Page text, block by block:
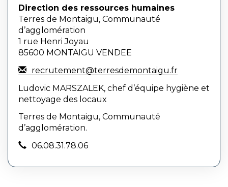
Direction des ressources humaines
Terres de Montaigu, Communauté
d’agglomération
1 rue Henri Joyau
85600 MONTAIGU VENDEE
recrutement@terresdemontaigu.fr
Ludovic MARSZALEK, chef d’équipe hygiène et
nettoyage des locaux
Terres de Montaigu, Communauté
d’agglomération.
06.08.31.78.06